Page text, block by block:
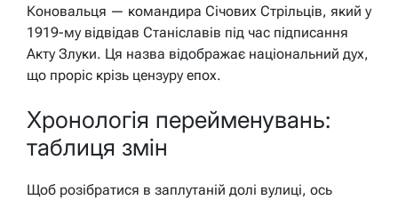
Коновальця — командира Січових Стрільців, який у
1919-му відвідав Станіславів під час підписання
Акту Злуки. Ця назва відображає національний дух,
що проріс крізь цензуру епох.
Хронологія перейменувань:
таблиця змін
Щоб розібратися в заплутаній долі вулиці, ось